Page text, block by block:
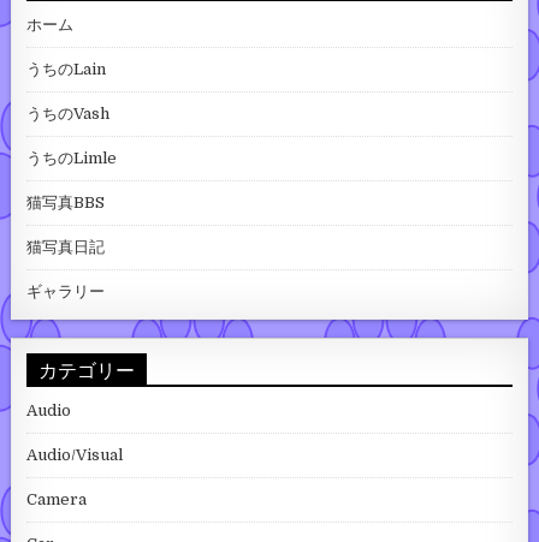
ホーム
うちのLain
うちのVash
うちのLimle
猫写真BBS
猫写真日記
ギャラリー
カテゴリー
Audio
Audio/Visual
Camera